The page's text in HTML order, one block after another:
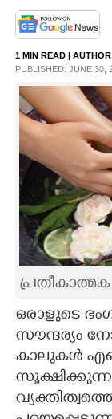
LIFESTYLE
SPIRITUAL
ASTRO
CARTOONS
LITERATURE
ZOOM
1 MIN READ |
PUBLISHED: JUNE 30,
പ്രതീകാത്മക
ഒരാളുടെ
സൗന്ദര്യം
കാലുകൾ